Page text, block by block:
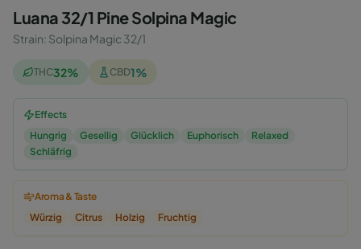
Luana 32/1 Pine Solpina Magic
Strain: Solpina Magic 32/1
THC32% CBD1%
Effects
Hungrig
Gesellig Glücklich Euphorisch
Relaxed
Schläfrig
Aroma & Taste
Würzig
Citrus Holzig Fruchtig